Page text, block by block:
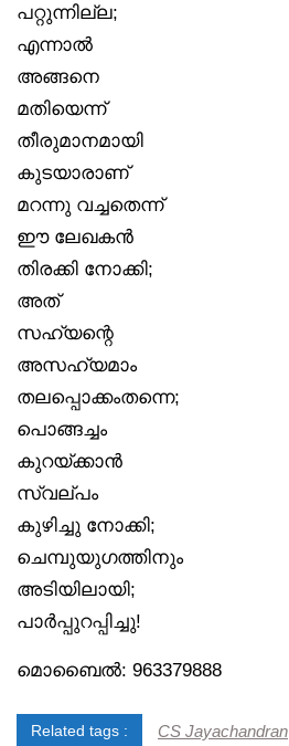
പറ്റുന്നില്ല;
എന്നാൽ
അങ്ങനെ
മതിയെന്ന്
തീരുമാനമായി
കുടയാരാണ്
മറന്നു വച്ചതെന്ന്
ഈ ലേഖകൻ
തിരക്കി നോക്കി;
അത്
സഹ്യന്റെ
അസഹ്യമാം
തലപ്പൊക്കംതന്നെ;
പൊങ്ങച്ചം
കുറയ്ക്കാൻ
സ്വല്പം
കുഴിച്ചു നോക്കി;
ചെമ്പുയുഗത്തിനും
അടിയിലായി;
പാർപ്പുറപ്പിച്ചു!
മൊബൈൽ: 963379888
Related tags : CS Jayachandran